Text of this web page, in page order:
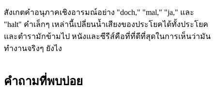
สังเกตคำอนุภาคเชิงอารมณ์อย่าง "doch," "mal," "ja," และ
"halt" คำเล็กๆ เหล่านี้เปลี่ยนน้ำเสียงของประโยคได้ทั้งประโยค
และตำรามักข้ามไป หนังและซีรีส์คือที่ที่ดีที่สุดในการเห็นว่ามัน
ทำงานจริงๆ ยังไง
คำถามที่พบบ่อย